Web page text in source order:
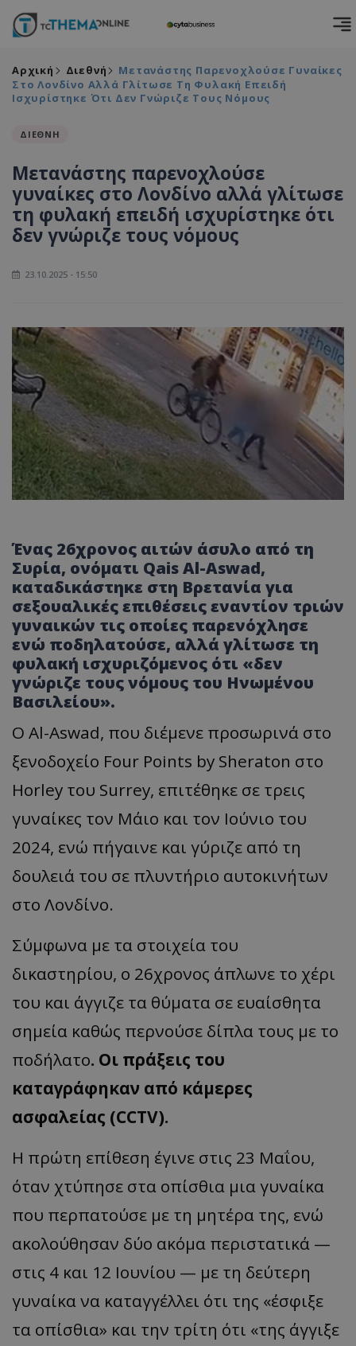
Αρχική Διεθνή
Μετανάστης Παρενοχλούσε Γυναίκες
Στο Λονδίνο Αλλά Γλίτωσε Τη Φυλακή Επειδή
Ισχυρίστηκε Ότι Δεν Γνώριζε Τους Νόμους
ΔΙΕΘΝΗ
Μετανάστης παρενοχλούσε
γυναίκες στο Λονδίνο αλλά γλίτωσε
τη φυλακή επειδή ισχυρίστηκε ότι
δεν γνώριζε τους νόμους
23.10.2025 - 15:50
Ένας 26χρονος αιτών άσυλο από τη
Συρία, ονόματι Qais Al-Aswad,
καταδικάστηκε στη Βρετανία για
σεξουαλικές επιθέσεις εναντίον τριών
γυναικών τις οποίες παρενόχλησε
ενώ ποδηλατούσε, αλλά γλίτωσε τη
φυλακή ισχυριζόμενος ότι «δεν
γνώριζε τους νόμους του Ηνωμένου
Βασιλείου».
Ο Al-Aswad, που διέμενε προσωρινά στο
ξενοδοχείο Four Points by Sheraton στο
Horley του Surrey, επιτέθηκε σε τρεις
γυναίκες τον Μάιο και τον Ιούνιο του
2024, ενώ πήγαινε και γύριζε από τη
δουλειά του σε πλυντήριο αυτοκινήτων
στο Λονδίνο.
Σύμφωνα με τα στοιχεία του
δικαστηρίου, ο 26χρονος άπλωνε το χέρι
του και άγγιζε τα θύματα σε ευαίσθητα
σημεία καθώς περνούσε δίπλα τους με το
ποδήλατο. Οι πράξεις του
καταγράφηκαν από κάμερες
ασφαλείας (CCTV).
Η πρώτη επίθεση έγινε στις 23 Μαΐου,
όταν χτύπησε στα οπίσθια μια γυναίκα
που περπατούσε με τη μητέρα της, ενώ
ακολούθησαν δύο ακόμα περιστατικά —
στις 4 και 12 Ιουνίου — με τη δεύτερη
γυναίκα να καταγγέλλει ότι της «έσφιξε
τα οπίσθια» και την τρίτη ότι «της άγγιξε